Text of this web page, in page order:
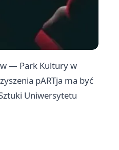
— Park Kultury w
pARTja ma być
Uniwersytetu